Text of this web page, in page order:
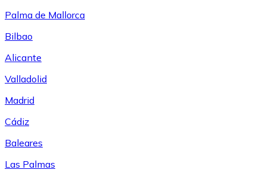
Palma de Mallorca
Bilbao
Alicante
Valladolid
Madrid
Cádiz
Baleares
Las Palmas